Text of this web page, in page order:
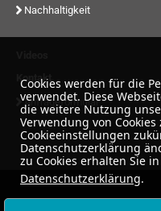
Nachhaltigkeit
Kontakt
Anfrageformular
Cookies werden für die
verwendet. Diese
die weitere Nutzung
Verwendung von
Cookieeinstellungen
Datenschutzerklärung
zu Cookies erhalten Sie
Datenschutzerklärung.